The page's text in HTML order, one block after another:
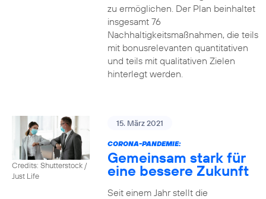
zu ermöglichen. Der Plan beinhaltet
insgesamt 76
Nachhaltigkeitsmaßnahmen, die teils
mit bonusrelevanten quantitativen
und teils mit qualitativen Zielen
hinterlegt werden.
Credits: Shutterstock /
Just Life
15. März 2021
CORONA-PANDEMIE:
Gemeinsam stark für
eine bessere Zukunft
Seit einem Jahr stellt die